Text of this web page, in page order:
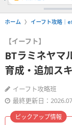
ホーム イーフト攻略｜
【イーフト】
BTラミネヤマ
育成・追加ス
イーフト攻略班
最終更新日：
ピックアップ情報